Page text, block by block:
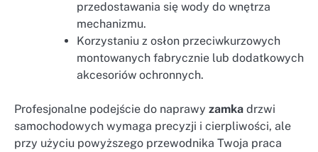
przedostawania się wody do wnętrza
mechanizmu.
Korzystaniu z osłon przeciwkurzowych
montowanych fabrycznie lub dodatkowych
akcesoriów ochronnych.
Profesjonalne podejście do naprawy zamka drzwi
samochodowych wymaga precyzji i cierpliwości, ale
przy użyciu powyższego przewodnika Twoja praca